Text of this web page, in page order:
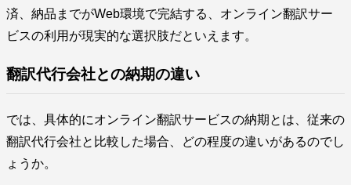
済、納品までがWeb環境で完結する、オンライン翻訳サー
ビスの利用が現実的な選択肢だといえます。
翻訳代行会社との納期の違い
では、具体的にオンライン翻訳サービスの納期とは、従来の
翻訳代行会社と比較した場合、どの程度の違いがあるのでし
ょうか。